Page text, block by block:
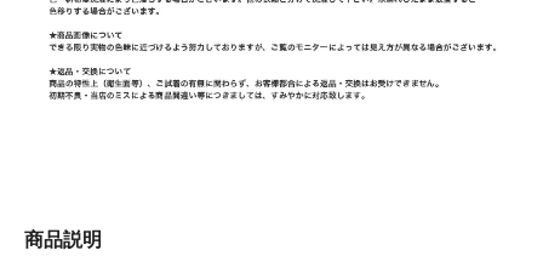
商品説明